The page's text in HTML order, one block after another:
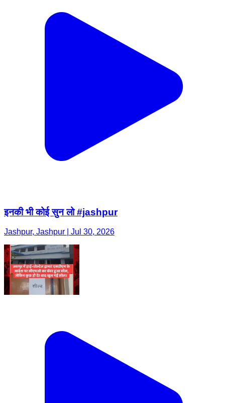
इनकी भी कोई सुन लो #jashpur
Jashpur, Jashpur | Jul 30, 2026